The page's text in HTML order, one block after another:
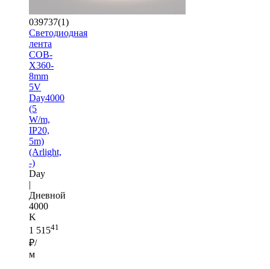
039737(1)
Светодиодная
лента
COB-
X360-
8mm
5V
Day4000
(5
W/m,
IP20,
5m)
(Arlight,
-)
Day
|
Дневной
4000
K
1 51541
₽/
м